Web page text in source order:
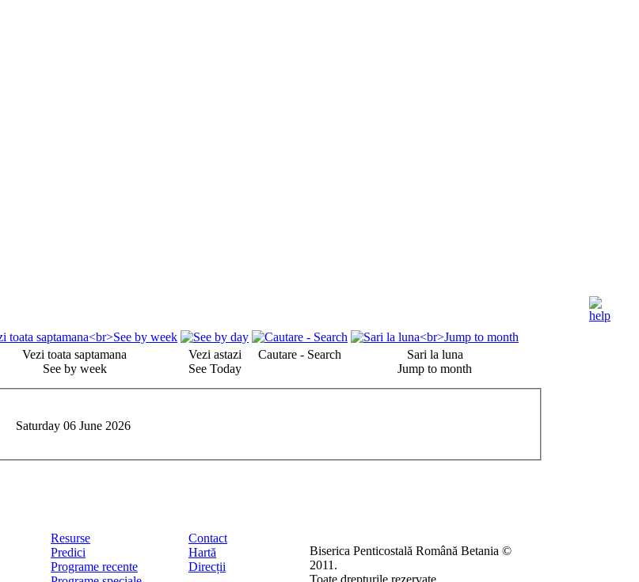
Vezi toata saptamana
See by week
Vezi astazi
See Today
Cautare - Search
Sari la luna
Jump to month
Saturday 06 June 2026
Resurse
Predici
Programe recente
Contact
Hartă
Direcții
Biserica Penticostală Română Betania ©
2011.
Toate drepturile rezervate.